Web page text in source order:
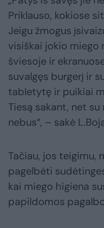
Priklauso, kokiose
Jeigu žmogus
visiškai jokio miego
šviesoje ir
suvalgęs burgerį ir
tabletytę ir puikiai
Tiesą sakant, net
nebus“, – sakė
Tačiau, jos teigimu,
pagelbėti
kai miego higiena
papildomos